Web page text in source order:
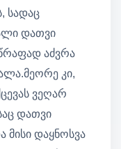
სადაც
დათვი
აძვრა
კი,
ვეღარ
დათვი
მისი დაყნოსვა